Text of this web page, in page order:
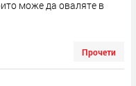
може да оваляте в
Прочети